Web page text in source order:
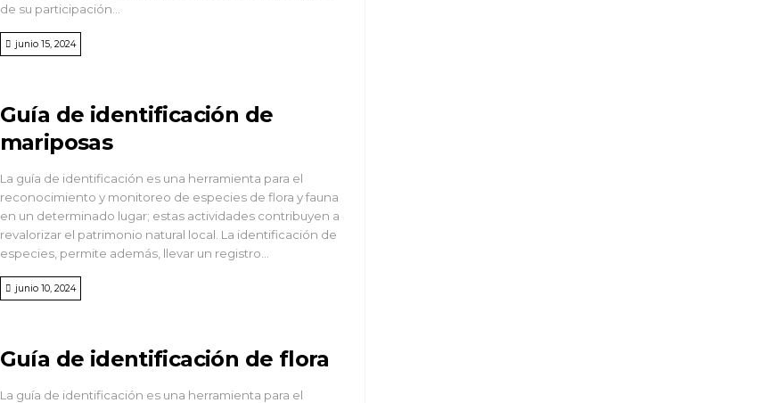
de su participación...
junio 15, 2024
Guía de identificación de
mariposas
La guía de identificación es una herramienta para el
reconocimiento y monitoreo de especies de flora y fauna
en un determinado lugar; estas actividades contribuyen a
revalorizar el patrimonio natural local. La identificación de
especies, permite además, llevar un registro...
junio 10, 2024
Guía de identificación de flora
La guía de identificación es una herramienta para el